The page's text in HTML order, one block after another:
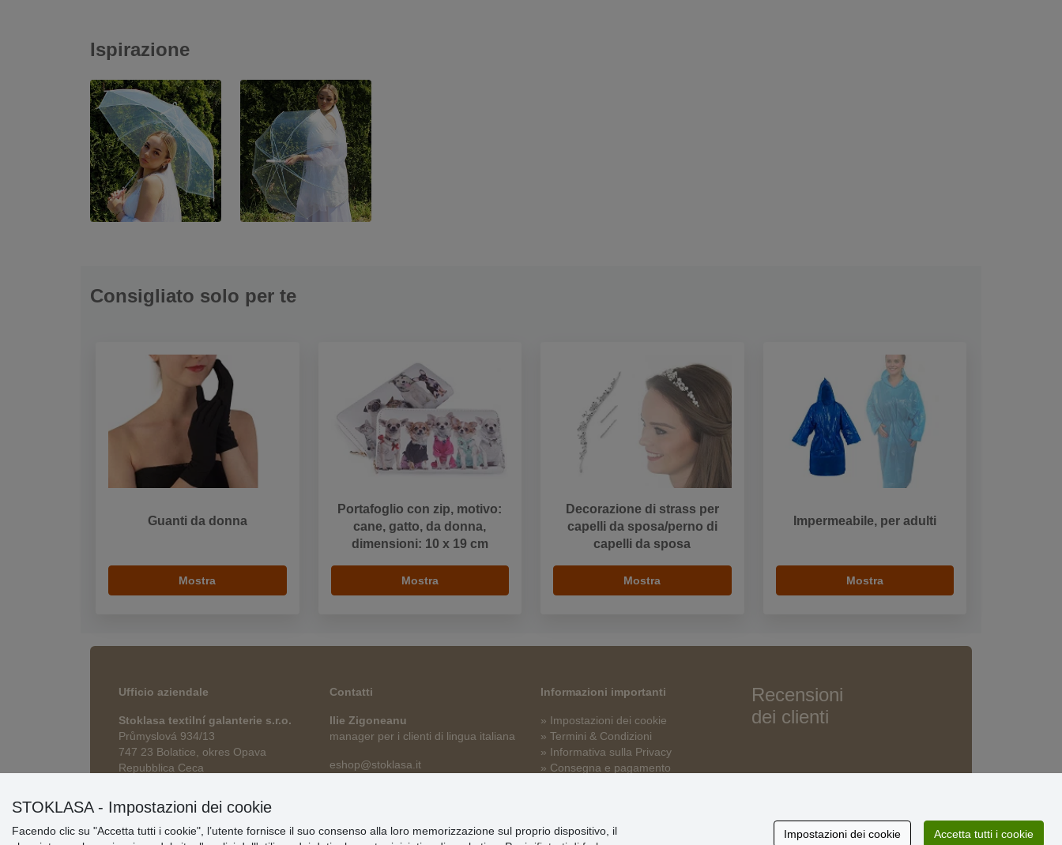
Ispirazione
Consigliato solo per te
Guanti da donna
Mostra
Portafoglio con zip, motivo:
cane, gatto, da donna,
dimensioni: 10 x 19 cm
Mostra
Decorazione di strass per
capelli da sposa/perno di
capelli da sposa
Mostra
Impermeabile, per adulti
Mostra
Ufficio aziendale
Stoklasa textilní galanterie s.r.o.
Průmyslová 934/13
747 23 Bolatice, okres Opava
Repubblica Ceca
Contatti
Ilie Zigoneanu
manager per i clienti di lingua italiana
eshop@stoklasa.it
Informazioni importanti
» Impostazioni dei cookie
» Termini & Condizioni
» Informativa sulla Privacy
» Consegna e pagamento
Recensioni
dei clienti
STOKLASA - Impostazioni dei cookie
Facendo clic su "Accetta tutti i cookie", l’utente fornisce il suo consenso alla loro memorizzazione sul proprio dispositivo, il
Impostazioni dei cookie Accetta tutti i cookie